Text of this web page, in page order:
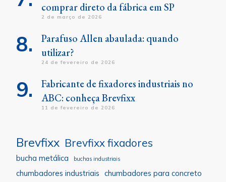
comprar direto da fábrica em SP
2 de março de 2026
Parafuso Allen abaulada: quando
utilizar?
24 de fevereiro de 2026
Fabricante de fixadores industriais no
ABC: conheça Brevfixx
11 de fevereiro de 2026
Brevfixx Brevfixx fixadores
bucha metálica buchas industriais
chumbadores industriais chumbadores para concreto